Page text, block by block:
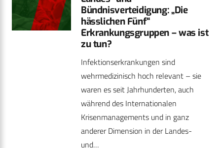
Bündnisverteidigung: „Die
hässlichen Fünf“
Erkrankungsgruppen – was ist
zu tun?
Infektionserkrankungen sind
wehrmedizinisch hoch relevant – sie
waren es seit Jahrhunderten, auch
während des Internationalen
Krisenmanagements und in ganz
anderer Dimension in der Landes-
und…